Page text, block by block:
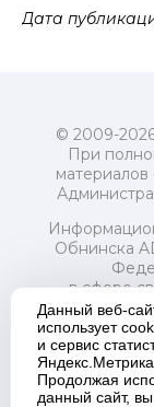
Дата
© 2009-
При
Обнинска
в сфере
и массовых
Данный веб-
использует
и сервис
Яндекс.Метрика.
Продолжая
данный сайт, вы